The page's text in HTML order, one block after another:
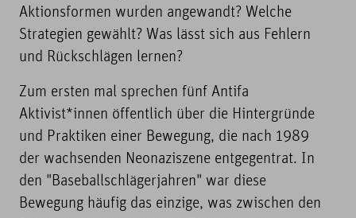
Aktionsformen wurden angewandt? Welche
Strategien gewählt? Was lässt sich aus Fehlern
und Rückschlägen lernen?
Zum ersten mal sprechen fünf Antifa
Aktivist*innen öffentlich über die Hintergründe
und Praktiken einer Bewegung, die nach 1989
der wachsenden Neonaziszene entgegentrat. In
den "Baseballschlägerjahren" war diese
Bewegung häufig das einzige, was zwischen den